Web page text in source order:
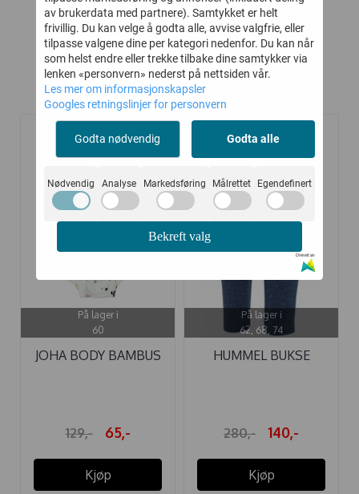
Kjøp Kjøp
Kunder kjøpte også
På lager i
60
JOHA BODY BAMBUS
129,- 65,-
Kjøp
På lager i
62, 68, 74
HUMMEL BUKSE
280,- 140,-
Kjøp
av brukerdata med partnere). Samtykket er helt
frivillig. Du kan velge å godta alle, avvise valgfrie, eller
tilpasse valgene dine per kategori nedenfor. Du kan når
som helst endre eller trekke tilbake dine samtykker via
lenken «personvern» nederst på nettsiden vår.
Les mer om informasjonskapsler
Googles retningslinjer for personvern
Godta nødvendig Godta alle
Nødvendig Analyse Markedsføring Målrettet Egendefinert
Bekreft valg
Drevet av